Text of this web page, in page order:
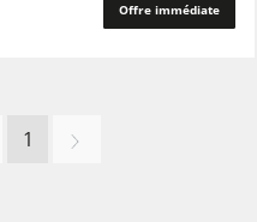
Offre immédiate
1